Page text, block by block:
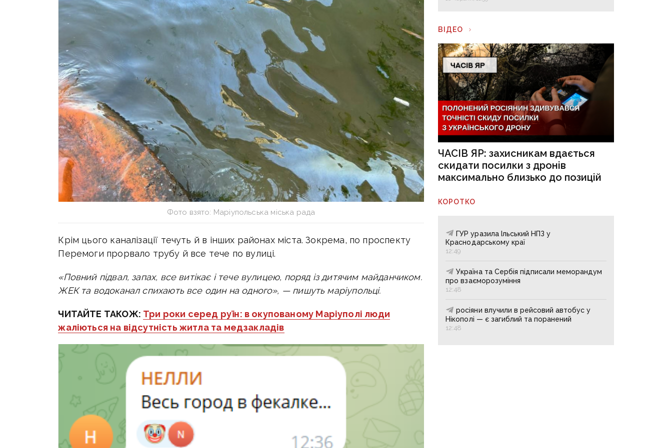
Фото взято: Маріупольська міська рада
Крім цього каналізації течуть й в інших районах міста. Зокрема, по проспекту
Перемоги прорвало трубу й все тече по вулиці.
«Повний підвал, запах, все витікає і тече вулицею, поряд із дитячим майданчиком.
ЖЕК та водоканал спихають все один на одного», — пишуть маріупольці.
ЧИТАЙТЕ ТАКОЖ: Три роки серед руїн: в окупованому Маріуполі люди
жаліються на відсутність житла та медзакладів
ВІДЕО
ЧАСІВ ЯР: захисникам вдається
скидати посилки з дронів
максимально близько до позицій
КОРОТКО
ГУР уразила Ільський НПЗ у
Краснодарському краї
12:49
Україна та Сербія підписали меморандум
про взаєморозуміння
12:48
росіяни влучили в рейсовий автобус у
Нікополі — є загиблий та поранений
12:48